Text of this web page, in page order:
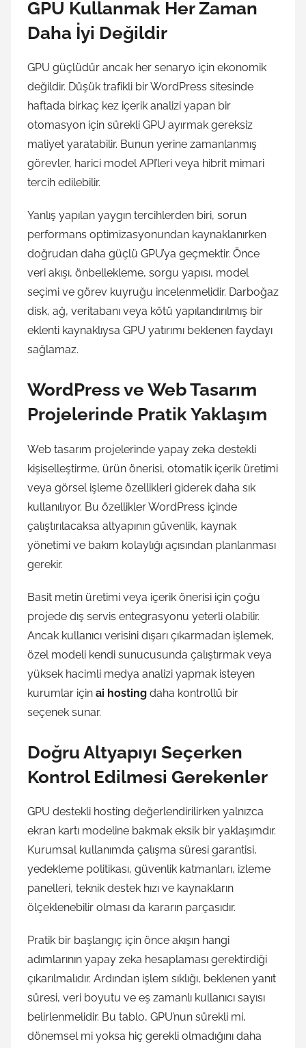
GPU Kullanmak Her Zaman
Daha İyi Değildir
GPU güçlüdür ancak her senaryo için ekonomik
değildir. Düşük trafikli bir WordPress sitesinde
haftada birkaç kez içerik analizi yapan bir
otomasyon için sürekli GPU ayırmak gereksiz
maliyet yaratabilir. Bunun yerine zamanlanmış
görevler, harici model API’leri veya hibrit mimari
tercih edilebilir.
Yanlış yapılan yaygın tercihlerden biri, sorun
performans optimizasyonundan kaynaklanırken
doğrudan daha güçlü GPU’ya geçmektir. Önce
veri akışı, önbellekleme, sorgu yapısı, model
seçimi ve görev kuyruğu incelenmelidir. Darboğaz
disk, ağ, veritabanı veya kötü yapılandırılmış bir
eklenti kaynaklıysa GPU yatırımı beklenen faydayı
sağlamaz.
WordPress ve Web Tasarım
Projelerinde Pratik Yaklaşım
Web tasarım projelerinde yapay zeka destekli
kişiselleştirme, ürün önerisi, otomatik içerik üretimi
veya görsel işleme özellikleri giderek daha sık
kullanılıyor. Bu özellikler WordPress içinde
çalıştırılacaksa altyapının güvenlik, kaynak
yönetimi ve bakım kolaylığı açısından planlanması
gerekir.
Basit metin üretimi veya içerik önerisi için çoğu
projede dış servis entegrasyonu yeterli olabilir.
Ancak kullanıcı verisini dışarı çıkarmadan işlemek,
özel modeli kendi sunucusunda çalıştırmak veya
yüksek hacimli medya analizi yapmak isteyen
kurumlar için ai hosting daha kontrollü bir
seçenek sunar.
Doğru Altyapıyı Seçerken
Kontrol Edilmesi Gerekenler
GPU destekli hosting değerlendirilirken yalnızca
ekran kartı modeline bakmak eksik bir yaklaşımdır.
Kurumsal kullanımda çalışma süresi garantisi,
yedekleme politikası, güvenlik katmanları, izleme
panelleri, teknik destek hızı ve kaynakların
ölçeklenebilir olması da kararın parçasıdır.
Pratik bir başlangıç için önce akışın hangi
adımlarının yapay zeka hesaplaması gerektirdiği
çıkarılmalıdır. Ardından işlem sıklığı, beklenen yanıt
süresi, veri boyutu ve eş zamanlı kullanıcı sayısı
belirlenmelidir. Bu tablo, GPU’nun sürekli mi,
dönemsel mi yoksa hiç gerekli olmadığını daha